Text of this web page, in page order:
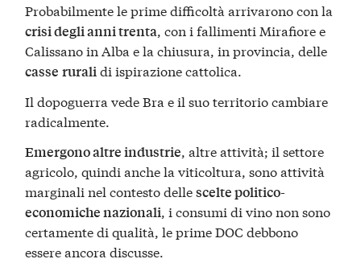
Probabilmente le prime difficoltà arrivarono con la
crisi degli anni trenta, con i fallimenti Mirafiore e
Calissano in Alba e la chiusura, in provincia, delle
casse ruralidi ispirazione cattolica.
Il dopoguerra vede Bra e il suo territorio cambiare
radicalmente.
Emergono altre industrie, altre attività; il settore
agricolo, quindi anche la viticoltura, sono attività
marginali nel contesto dellescelte politico-
economiche nazionali, i consumi di vino non sono
certamente di qualità, le prime DOC debbono
essere ancora discusse.